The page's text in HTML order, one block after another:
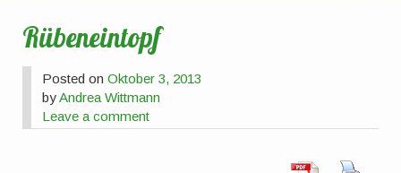
Rübeneintopf
Posted onOktober 3, 2013
byAndrea Wittmann
Leave a comment